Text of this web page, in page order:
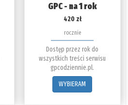
GPC - na 1 rok
420 zł
rocznie
Dostęp przez rok do
wszystkich treści serwisu
gpcodziennie.pl.
WYBIERAM